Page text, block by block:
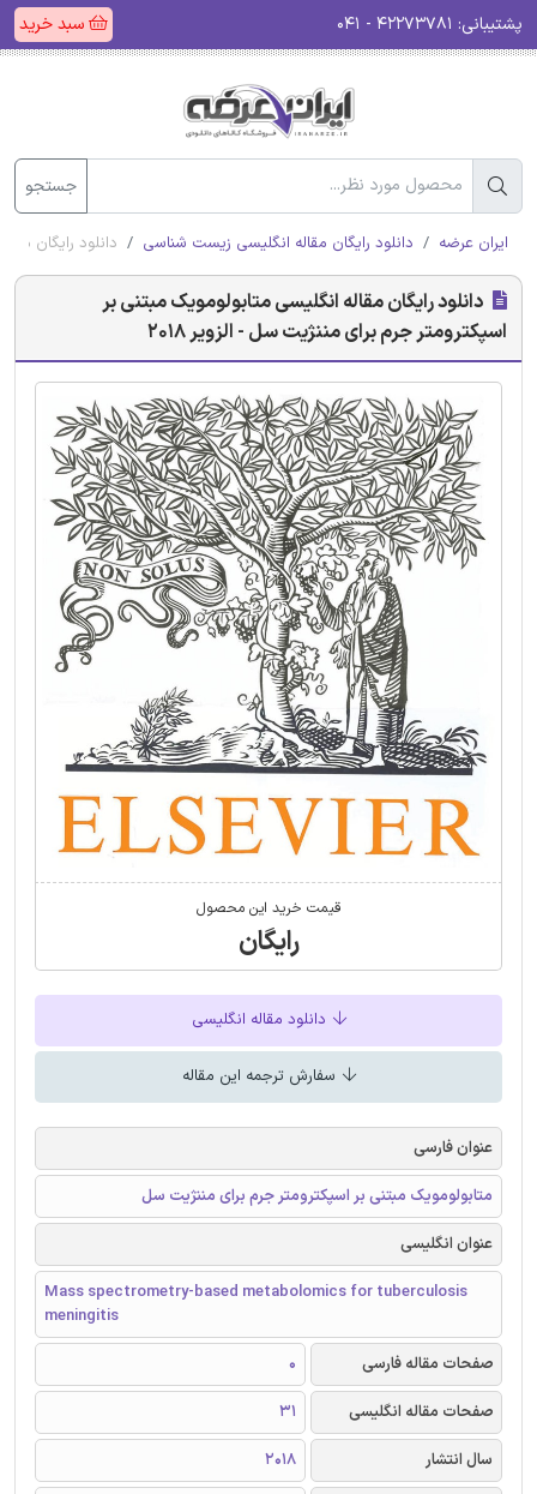
پشتیبانی: سبد خرید
جستجو
ایران عرضه دانلود رایگان مقاله انگلیسی زیست شناسی دانلود رایگان
دانلود رایگان مقاله انگلیسی متابولومویک مبتنی بر
اسپکترومتر جرم برای مننژیت سل - الزویر 2018
قیمت خرید این محصول
رایگان
دانلود مقاله انگلیسی
سفارش ترجمه این مقاله
عنوان فارسی
متابولومویک مبتنی بر اسپکترومتر جرم برای مننژیت سل
عنوان انگلیسی
Mass spectrometry-based metabolomics for tuberculosis
meningitis
صفحات مقاله فارسی
0
صفحات مقاله انگلیسی
31
سال انتشار
2018